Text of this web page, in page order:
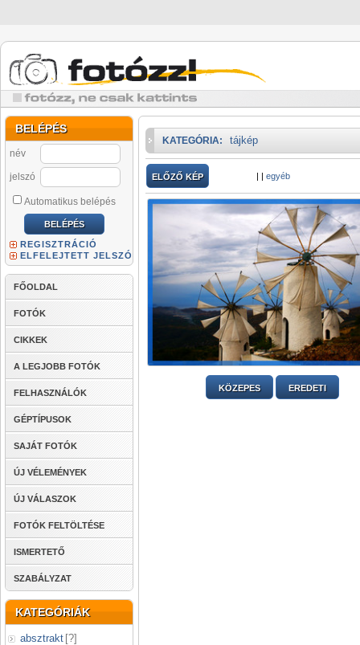
BELÉPÉS
név
jelszó
Automatikus belépés
REGISZTRÁCIÓ
ELFELEJTETT JELSZÓ
FŐOLDAL
FOTÓK
CIKKEK
A LEGJOBB FOTÓK
FELHASZNÁLÓK
GÉPTÍPUSOK
SAJÁT FOTÓK
ÚJ VÉLEMÉNYEK
ÚJ VÁLASZOK
FOTÓK FELTÖLTÉSE
ISMERTETŐ
SZABÁLYZAT
KATEGÓRIÁK
absztrakt [?]
KATEGÓRIA: tájkép
ELŐZŐ KÉP | | egyéb
KÖZEPES EREDETI